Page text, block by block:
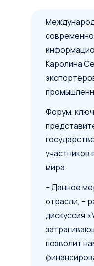
Каролина
Форум,
участников
мира.
– Данное
отрасли, –
дискуссия
позволит